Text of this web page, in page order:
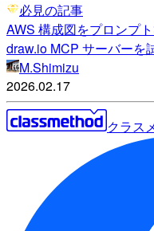
必見の記事
AWS 構成図をプロンプ
draw.io MCP サーバーを
M.Shimizu
2026.02.17
クラス